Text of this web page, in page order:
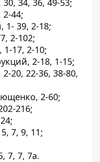
34, 36, 49-53;
44;
1- 39, 2-18;
2-102;
1-17, 2-10;
2-18, 1-15;
20, 22-36, 38-80,
2-60;
216;
7, 9, 11;
7, 7, 7а.